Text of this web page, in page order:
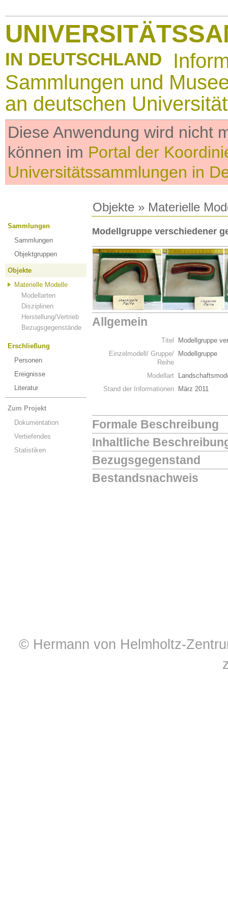
IN DEUTSCHLAND
Sammlungen und
an deutschen
Diese Anwendung wird nicht
können im Portal der
Universitätssammlungen in
Objekte » Materielle
Sammlungen
Sammlungen
Objektgruppen
Objekte
Materielle Modelle
Modellarten
Disziplinen
Herstellung/Vertrieb
Bezugsgegenstände
Erschließung
Personen
Ereignisse
Literatur
Zum Projekt
Dokumentation
Vertiefendes
Statistiken
Modellgruppe verschiedener
Allgemein
Titel
Modellgruppe
Einzelmodell/ Gruppe/
Reihe
Modellgruppe
Modellart
Stand der Informationen
März 2011
Formale Beschreibung
Inhaltliche
Bezugsgegenstand
Bestandsnachweis
© Hermann von Helmholtz-